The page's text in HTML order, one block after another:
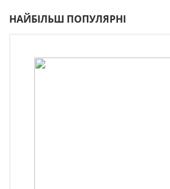
НАЙБІЛЬШ ПОПУЛЯРНІ